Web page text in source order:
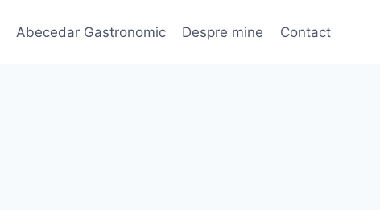
Abecedar Gastronomic Despre mine Contact